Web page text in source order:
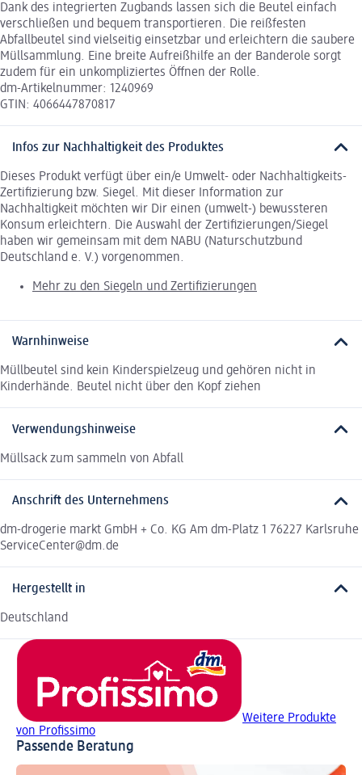
Dank des integrierten Zugbands lassen sich die Beutel einfach
verschließen und bequem transportieren. Die reißfesten
Abfallbeutel sind vielseitig einsetzbar und erleichtern die saubere
Müllsammlung. Eine breite Aufreißhilfe an der Banderole sorgt
zudem für ein unkompliziertes Öffnen der Rolle.
dm-Artikelnummer: 1240969
GTIN: 4066447870817
Infos zur Nachhaltigkeit des Produktes
Dieses Produkt verfügt über ein/e Umwelt- oder Nachhaltigkeits-
Zertifizierung bzw. Siegel. Mit dieser Information zur
Nachhaltigkeit möchten wir Dir einen (umwelt-) bewussteren
Konsum erleichtern. Die Auswahl der Zertifizierungen/Siegel
haben wir gemeinsam mit dem NABU (Naturschutzbund
Deutschland e. V.) vorgenommen.
Mehr zu den Siegeln und Zertifizierungen
Warnhinweise
Müllbeutel sind kein Kinderspielzeug und gehören nicht in
Kinderhände. Beutel nicht über den Kopf ziehen
Verwendungshinweise
Müllsack zum sammeln von Abfall
Anschrift des Unternehmens
dm-drogerie markt GmbH + Co. KG Am dm-Platz 1 76227 Karlsruhe
ServiceCenter@dm.de
Hergestellt in
Deutschland
Weitere Produkte
von Profissimo
Passende Beratung